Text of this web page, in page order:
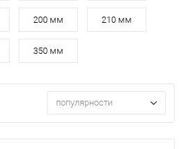
200 мм 210 мм
350 мм
популярности